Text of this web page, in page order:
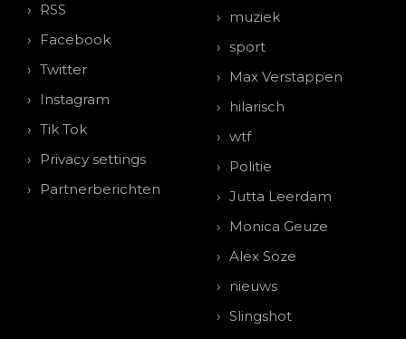
RSS
Facebook
Twitter
Instagram
Tik Tok
Privacy settings
Partnerberichten
muziek
sport
Max Verstappen
hilarisch
wtf
Politie
Jutta Leerdam
Monica Geuze
Alex Soze
nieuws
Slingshot